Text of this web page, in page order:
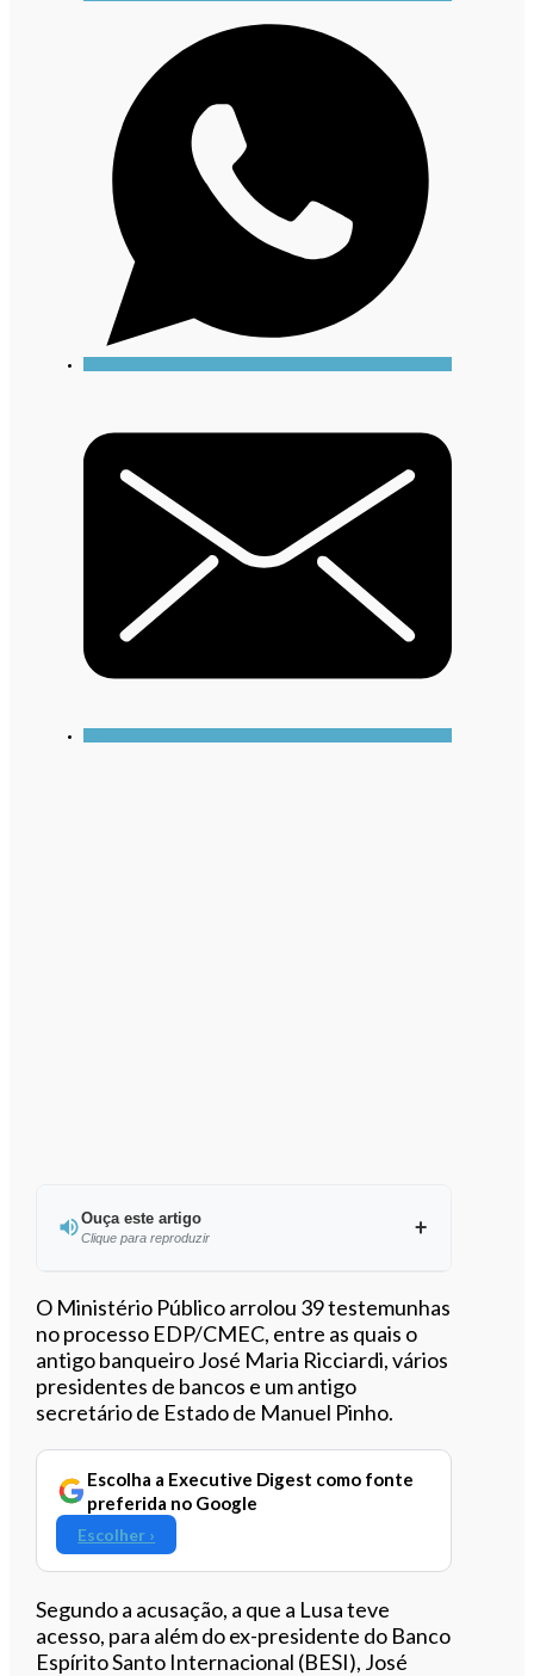
Ouça este artigo
Clique para reproduzir
Ouvir este artigo
O Ministério Público arrolou 39 testemunhas
no processo EDP/CMEC, entre as quais o
antigo banqueiro José Maria Ricciardi, vários
presidentes de bancos e um antigo
secretário de Estado de Manuel Pinho.
Escolha a Executive Digest como fonte
preferida no Google
Escolher ›
Segundo a acusação, a que a Lusa teve
acesso, para além do ex-presidente do Banco
Espírito Santo Internacional (BESI), José